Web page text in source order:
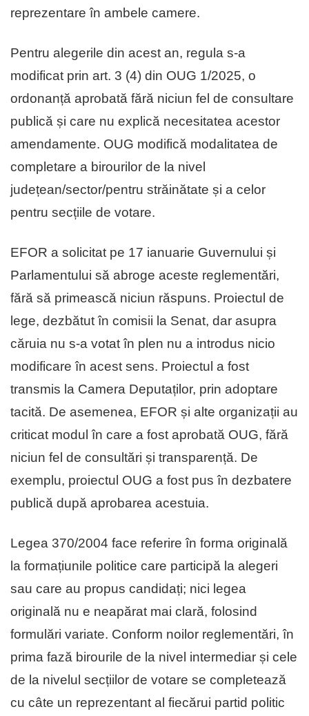
reprezentare în ambele camere.
Pentru alegerile din acest an, regula s-a
modificat prin art. 3 (4) din OUG 1/2025, o
ordonanță aprobată fără niciun fel de consultare
publică și care nu explică necesitatea acestor
amendamente. OUG modifică modalitatea de
completare a birourilor de la nivel
județean/sector/pentru străinătate și a celor
pentru secțiile de votare.
EFOR a solicitat pe 17 ianuarie Guvernului și
Parlamentului să abroge aceste reglementări,
fără să primească niciun răspuns. Proiectul de
lege, dezbătut în comisii la Senat, dar asupra
căruia nu s-a votat în plen nu a introdus nicio
modificare în acest sens. Proiectul a fost
transmis la Camera Deputaților, prin adoptare
tacită. De asemenea, EFOR și alte organizații au
criticat modul în care a fost aprobată OUG, fără
niciun fel de consultări și transparență. De
exemplu, proiectul OUG a fost pus în dezbatere
publică după aprobarea acestuia.
Legea 370/2004 face referire în forma originală
la formațiunile politice care participă la alegeri
sau care au propus candidați; nici legea
originală nu e neapărat mai clară, folosind
formulări variate. Conform noilor reglementări, în
prima fază birourile de la nivel intermediar și cele
de la nivelul secțiilor de votare se completează
cu câte un reprezentant al fiecărui partid politic